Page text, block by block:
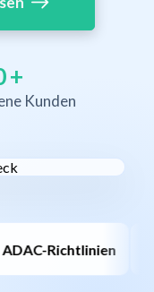
+
Kunden
Deutschlandweit